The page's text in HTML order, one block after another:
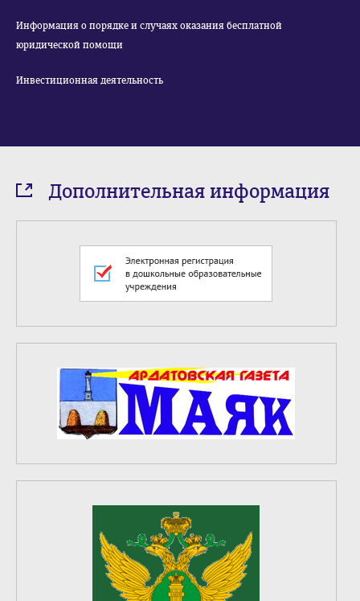
Информация о порядке и случаях оказания бесплатной
юридической помощи
Инвестиционная деятельность
Дополнительная информация